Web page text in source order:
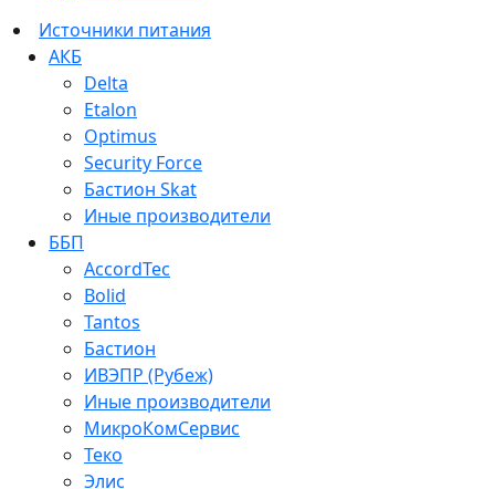
Источники питания
АКБ
Delta
Etalon
Optimus
Security Force
Бастион Skat
Иные производители
ББП
AccordTec
Bolid
Tantos
Бастион
ИВЭПР (Рубеж)
Иные производители
МикроКомСервис
Теко
Элис